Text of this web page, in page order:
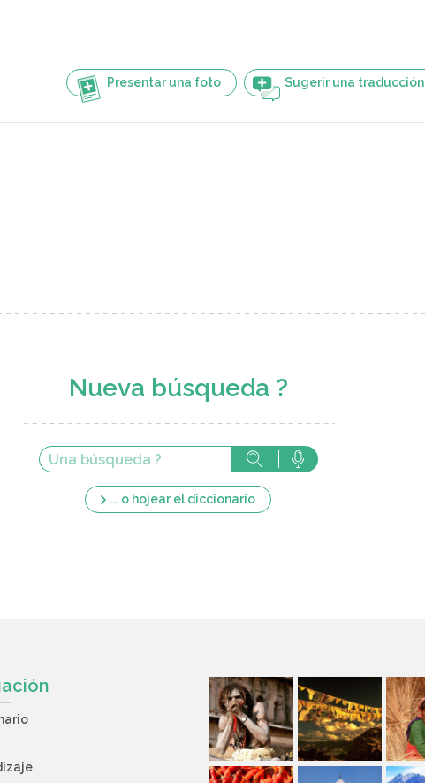
Presentar una foto Sugerir una traducción
Nueva búsqueda ?
... o hojear el diccionario